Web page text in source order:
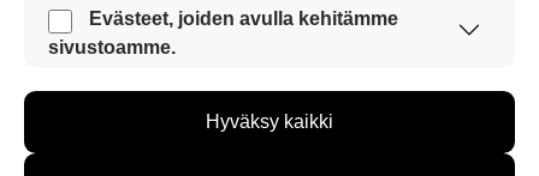
19.10.2020 klo 22:27
Nämä evästeet ovat aina käytössä, jotta
sivustoamme voi käyttää sujuvasti ja turvallisesti.
Evästeet, joiden avulla kehitämme
sivustoamme.
kehittää sivustoamme vastaamaan paremmin
Hyväksy kaikki